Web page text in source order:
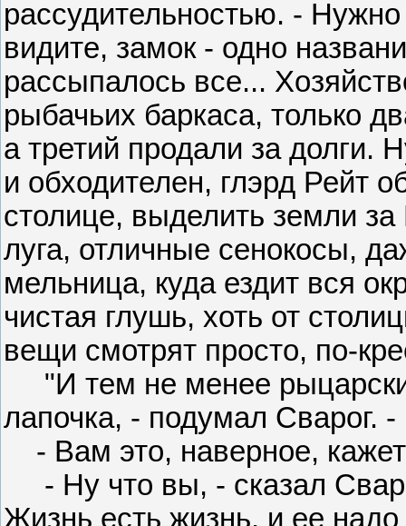
рассудительностью. -
видите, замок - одно
рассыпалось все...
рыбачьих баркаса, только
а третий продали за долги.
и обходителен, глэрд Рейт
столице, выделить земли
луга, отличные сенокосы,
мельница, куда ездит вся
чистая глушь, хоть от
вещи смотрят просто, по-
"И тем не менее
лапочка, - подумал Сварог.
- Вам это, наверное,
- Ну что вы, - сказал
Жизнь есть жизнь, и ее надо